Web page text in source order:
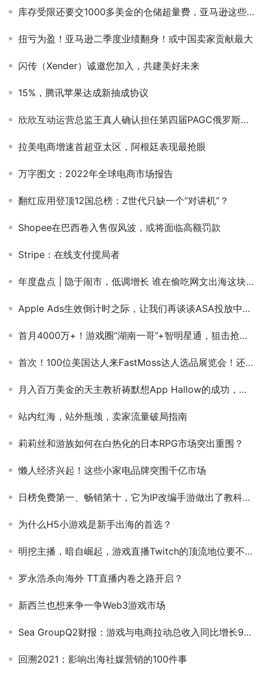
库存受限还要交1000多美金的仓储超量费，亚马逊这些重大变化必须关注......
扭亏为盈！亚马逊二季度业绩翻身！或中国卖家贡献最大
闪传（Xender）诚邀您加入，共建美好未来
15%，腾讯苹果达成新抽成协议
欣欣互动运营总监王真人确认担任第四届PAGC俄罗斯出海峰会演讲嘉宾
拉美电商增速首超亚太区，阿根廷表现最抢眼
万字图文：2022年全球电商市场报告
翻红应用登顶12国总榜：Z世代只缺一个“对讲机”？
Shopee在巴西卷入售假风波，或将面临高额罚款
Stripe：在线支付搅局者
年度盘点 | 隐于闹市，低调增长 谁在偷吃网文出海这块大蛋糕？
Apple Ads生效倒计时之际，让我们再谈谈ASA投放中的品牌词
首月4000万+！游戏圈“湖南一哥”+智明星通，狙击抢量FunPlus！赛道第七轮大战！
首次！100位美国达人来FastMoss达人选品展览会！还有100位东南亚达人！覆盖多个品类，总粉丝数超2亿！
月入百万美金的天主教祈祷默想App Hallow的成功，是偶然，还是必然？（上）
站内红海，站外瓶颈，卖家流量破局指南
莉莉丝和游族如何在白热化的日本RPG市场突出重围？
懒人经济兴起！这些小家电品牌突围千亿市场
日榜免费第一、畅销第十，它为IP改编手游做出了教科书级的示范
为什么H5小游戏是新手出海的首选？
明挖主播，暗自崛起，游戏直播Twitch的顶流地位要不保了
罗永浩杀向海外 TT直播内卷之路开启？
新西兰也想来争一争Web3游戏市场
Sea GroupQ2财报：游戏与电商拉动总收入同比增长93.4%
回溯2021：影响出海社媒营销的100件事